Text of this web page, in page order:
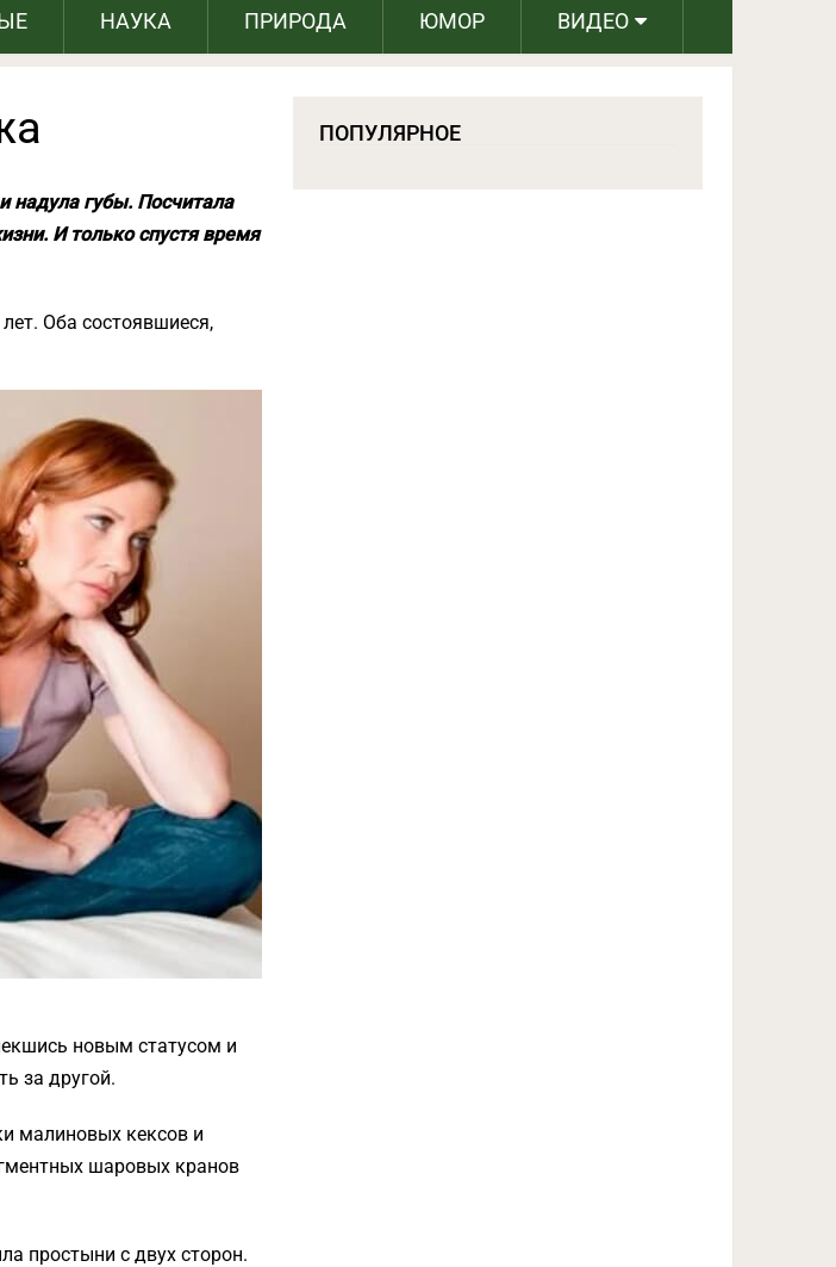
НАУКА ПРИРОДА ЮМОР ВИДЕО
надула губы. Посчитала
И только спустя время
Оба состоявшиеся,
новым статусом и
за другой.
малиновых кексов и
шаровых кранов
простыни с двух сторон.
ПОПУЛЯРНОЕ